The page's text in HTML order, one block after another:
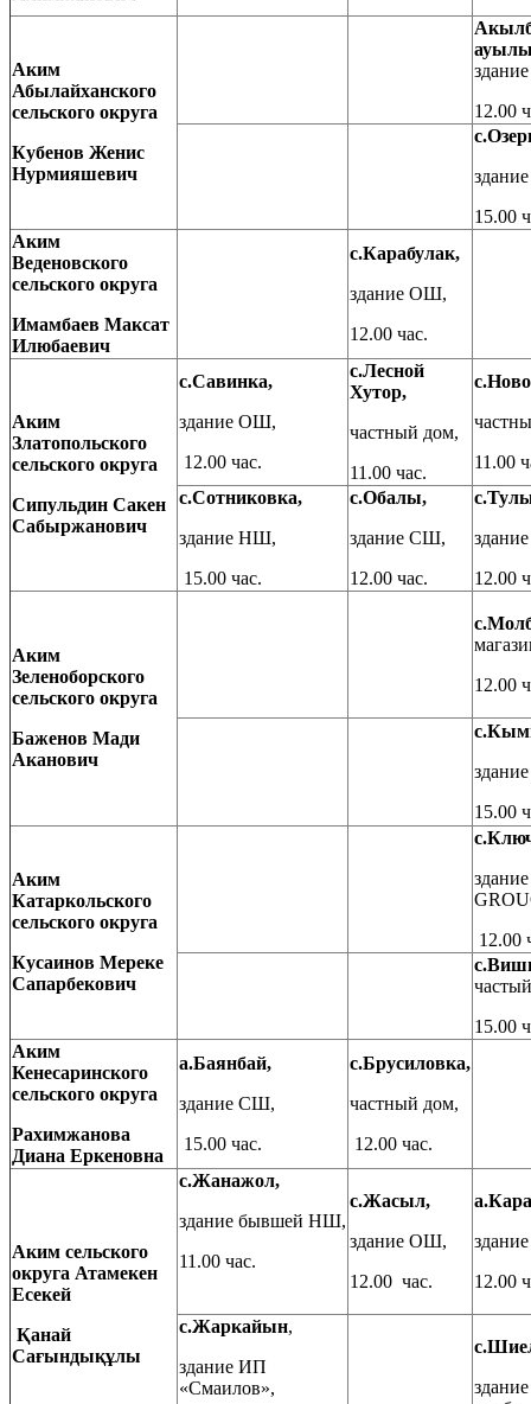
Аким
Абылайханского
сельского округа
Кубенов Женис
Нурмияшевич
12.00
15.00
Аким
Веденовского
сельского округа
Имамбаев Максат
Илюбаевич
с.Карабулак,
здание ОШ,
12.00 час.
Аким
Златопольского
сельского округа
Сипульдин Сакен
Сабыржанович
с.Савинка,
здание ОШ,
12.00 час.
с.Лесной
Хутор,
частный дом,
11.00 час.
11.00
с.Сотниковка,
здание НШ,
15.00 час.
с.Обалы,
здание СШ,
12.00 час.
12.00
Аким
Зеленоборского
сельского округа
Баженов Мади
Аканович
12.00
15.00
Аким
Катаркольского
сельского округа
Кусаинов Мереке
Сапарбекович
12.00
15.00
Аким
Кенесаринского
сельского округа
Рахимжанова
Диана Еркеновна
а.Баянбай,
здание СШ,
15.00 час.
с.Брусиловка,
частный дом,
12.00 час.
Аким сельского
округа Атамекен
Есекей
Қанай
Сағындықұлы
с.Жанажол,
здание бывшей НШ,
11.00 час.
с.Жасыл,
здание ОШ,
12.00 час.
12.00
с.Жаркайын,
здание ИП
«Смаилов»,